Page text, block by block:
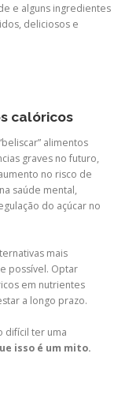
e alguns ingredientes
deliciosos e
calóricos
alimentos
graves no futuro,
no risco de
saúde mental,
do açúcar no
mais
possível. Optar
em nutrientes
a longo prazo.
difícil ter uma
isso é um mito.